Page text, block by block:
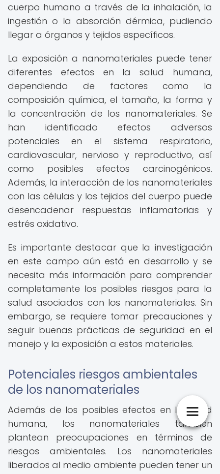
cuerpo humano a través de la inhalación, la
ingestión o la absorción dérmica, pudiendo
llegar a órganos y tejidos específicos.
La exposición a nanomateriales puede tener
diferentes efectos en la salud humana,
dependiendo de factores como la
composición química, el tamaño, la forma y
la concentración de los nanomateriales. Se
han identificado efectos adversos
potenciales en el sistema respiratorio,
cardiovascular, nervioso y reproductivo, así
como posibles efectos carcinogénicos.
Además, la interacción de los nanomateriales
con las células y los tejidos del cuerpo puede
desencadenar respuestas inflamatorias y
estrés oxidativo.
Es importante destacar que la investigación
en este campo aún está en desarrollo y se
necesita más información para comprender
completamente los posibles riesgos para la
salud asociados con los nanomateriales. Sin
embargo, se requiere tomar precauciones y
seguir buenas prácticas de seguridad en el
manejo y la exposición a estos materiales.
Potenciales riesgos ambientales
de los nanomateriales
Además de los posibles efectos en la salud
humana, los nanomateriales también
plantean preocupaciones en términos de
riesgos ambientales. Los nanomateriales
liberados al medio ambiente pueden tener un